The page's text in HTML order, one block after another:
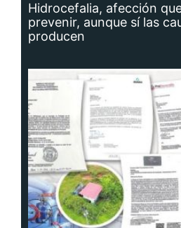
Hidrocefalia, afección
prevenir, aunque sí las
producen